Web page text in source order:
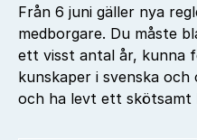
Från 6 juni gäller nya
medborgare. Du måste
ett visst antal år, kunna
kunskaper i svenska
och ha levt ett skötsamt